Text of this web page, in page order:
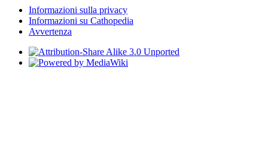
Informazioni sulla privacy
Informazioni su Cathopedia
Avvertenza